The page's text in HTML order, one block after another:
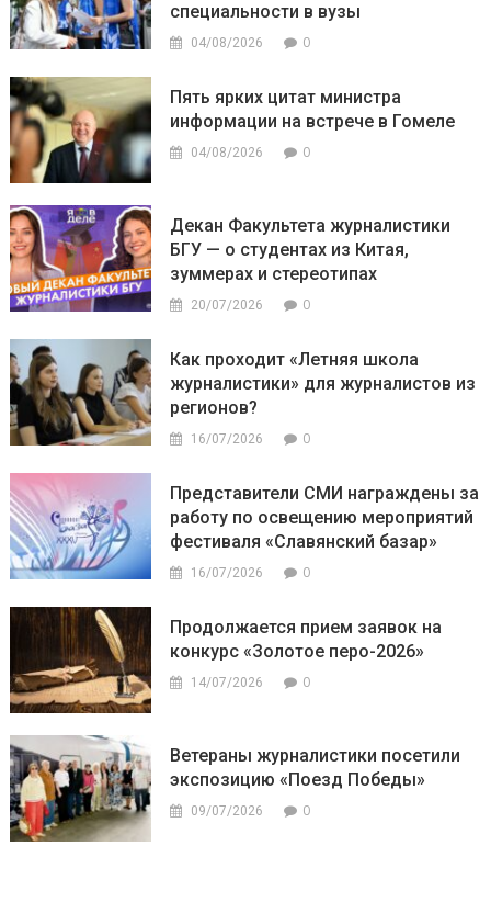
специальности в вузы
04/08/2026 0
Пять ярких цитат министра
информации на встрече в Гомеле
04/08/2026 0
Декан Факультета журналистики
БГУ — о студентах из Китая,
зуммерах и стереотипах
20/07/2026 0
Как проходит «Летняя школа
журналистики» для журналистов из
регионов?
16/07/2026 0
Представители СМИ награждены за
работу по освещению мероприятий
фестиваля «Славянский базар»
16/07/2026 0
Продолжается прием заявок на
конкурс «Золотое перо-2026»
14/07/2026 0
Ветераны журналистики посетили
экспозицию «Поезд Победы»
09/07/2026 0